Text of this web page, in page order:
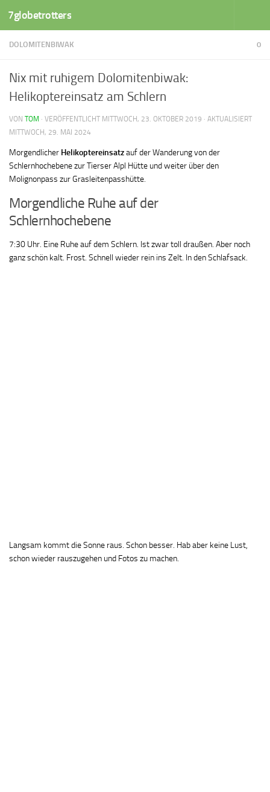
Zum Inhalt springen
7globetrotters
DOLOMITENBIWAK 0
Nix mit ruhigem Dolomitenbiwak:
Helikoptereinsatz am Schlern
VON TOM · VERÖFFENTLICHT MITTWOCH, 23. OKTOBER 2019 · AKTUALISIERT
MITTWOCH, 29. MAI 2024
Morgendlicher Helikoptereinsatzauf der Wanderung von der
Schlernhochebene zur Tierser Alpl Hütte und weiter über den
Molignonpass zur Grasleitenpasshütte.
Morgendliche Ruhe auf der
Schlernhochebene
7:30 Uhr. Eine Ruhe auf dem Schlern. Ist zwar toll draußen. Aber noch
ganz schön kalt. Frost. Schnell wieder rein ins Zelt. In den Schlafsack.
Langsam kommt die Sonne raus. Schon besser. Hab aber keine Lust,
schon wieder rauszugehen und Fotos zu machen.